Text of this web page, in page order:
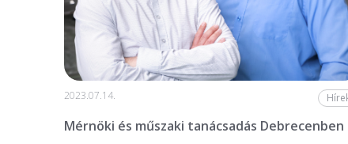
2023.07.14.
Mérnöki és műszaki tanácsadás Debrecenben